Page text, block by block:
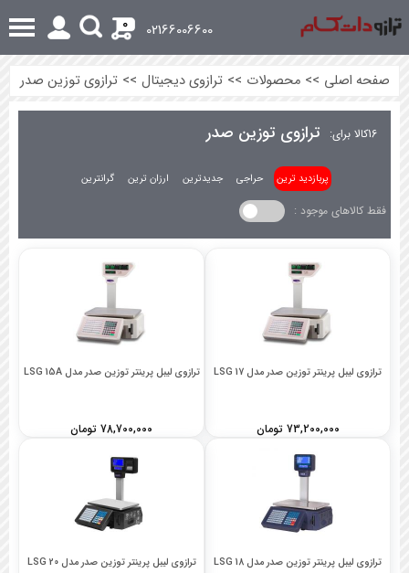
02166006600
0
صفحه اصلی >> محصولات >> ترازوی دیجیتال >> ترازوی توزین صدر
16کالا برای: ترازوی توزین صدر
پربازدید ترین حراجی جدیدترین ارزان ترین گرانترین
فقط کالاهای موجود :
ترازوی لیبل پرینتر توزین صدر مدل LSG 17
73,200,000 تومان
ترازوی لیبل پرینتر توزین صدر مدل LSG 15A
78,700,000 تومان
ترازوی لیبل پرینتر توزین صدر مدل LSG 18 ترازوی لیبل پرینتر توزین صدر مدل LSG 20